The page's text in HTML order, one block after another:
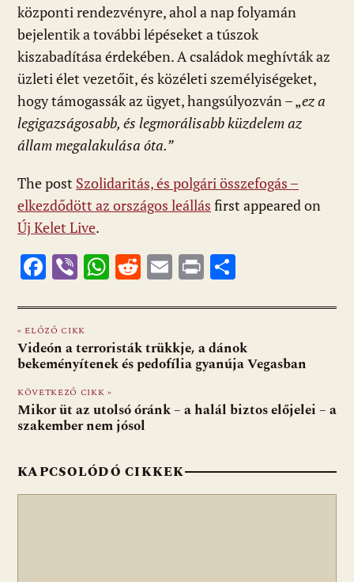
központi rendezvényre, ahol a nap folyamán
bejelentik a további lépéseket a túszok
kiszabadítása érdekében. A családok meghívták az
üzleti élet vezetőit, és közéleti személyiségeket,
hogy támogassák az ügyet, hangsúlyozván – „ez a
legigazságosabb, és legmorálisabb küzdelem az
állam megalakulása óta.”
The post Szolidaritás, és polgári összefogás –
elkezdődött az országos leállás first appeared on
Új Kelet Live.
F
e
b
o
o
k
Vi
er
W
at
s
A
p
p
R
d
di
t
E
ai
l
Pr
t za
m
e
« ELŐZŐ CIKK
Videón a terroristák trükkje, a dánok
bekeményítenek és pedofília gyanúja Vegasban
KÖVETKEZŐ CIKK »
Mikor üt az utolsó óránk – a halál biztos előjelei – a
szakember nem jósol
KAPCSOLÓDÓ CIKKEK